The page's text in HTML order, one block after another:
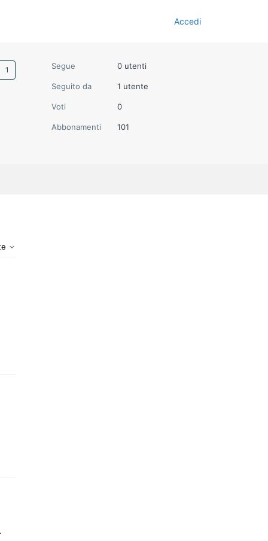
Accedi
Seguito da una persona
Segue 0 utenti
Seguito da 1 utente
Voti 0
Abbonamenti 101